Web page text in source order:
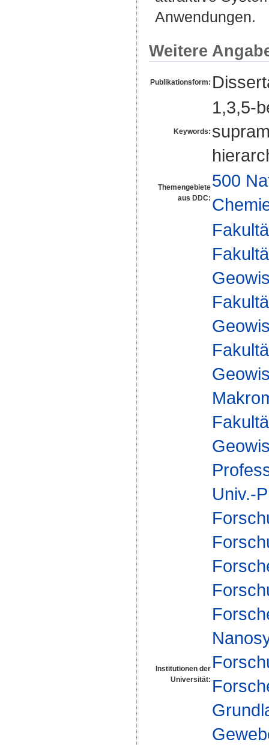
Anwendungen.
Weitere
Publikationsform:
Keywords:
1,3,5-
Themengebiete
aus DDC:
500
Institutionen der
Universität:
Univ.-